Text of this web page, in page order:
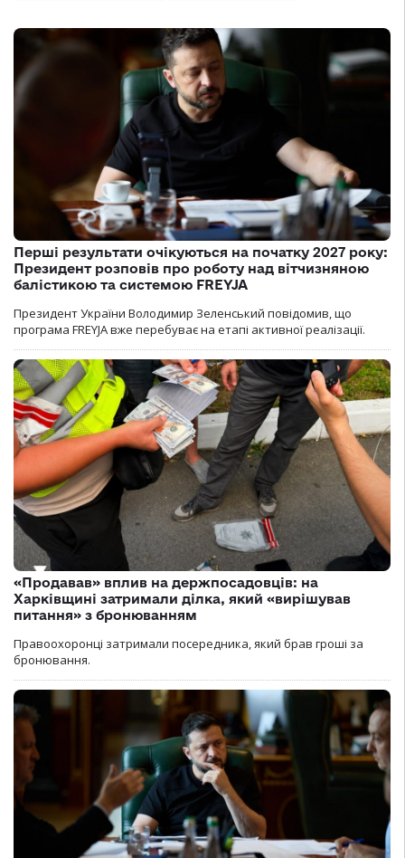
Перші результати очікуються на початку 2027 року:
Президент розповів про роботу над вітчизняною
балістикою та системою FREYJA
Президент України Володимир Зеленський повідомив, що
програма FREYJA вже перебуває на етапі активної реалізації.
«Продавав» вплив на держпосадовців: на
Харківщині затримали ділка, який «вирішував
питання» з бронюванням
Правоохоронці затримали посередника, який брав гроші за
бронювання.